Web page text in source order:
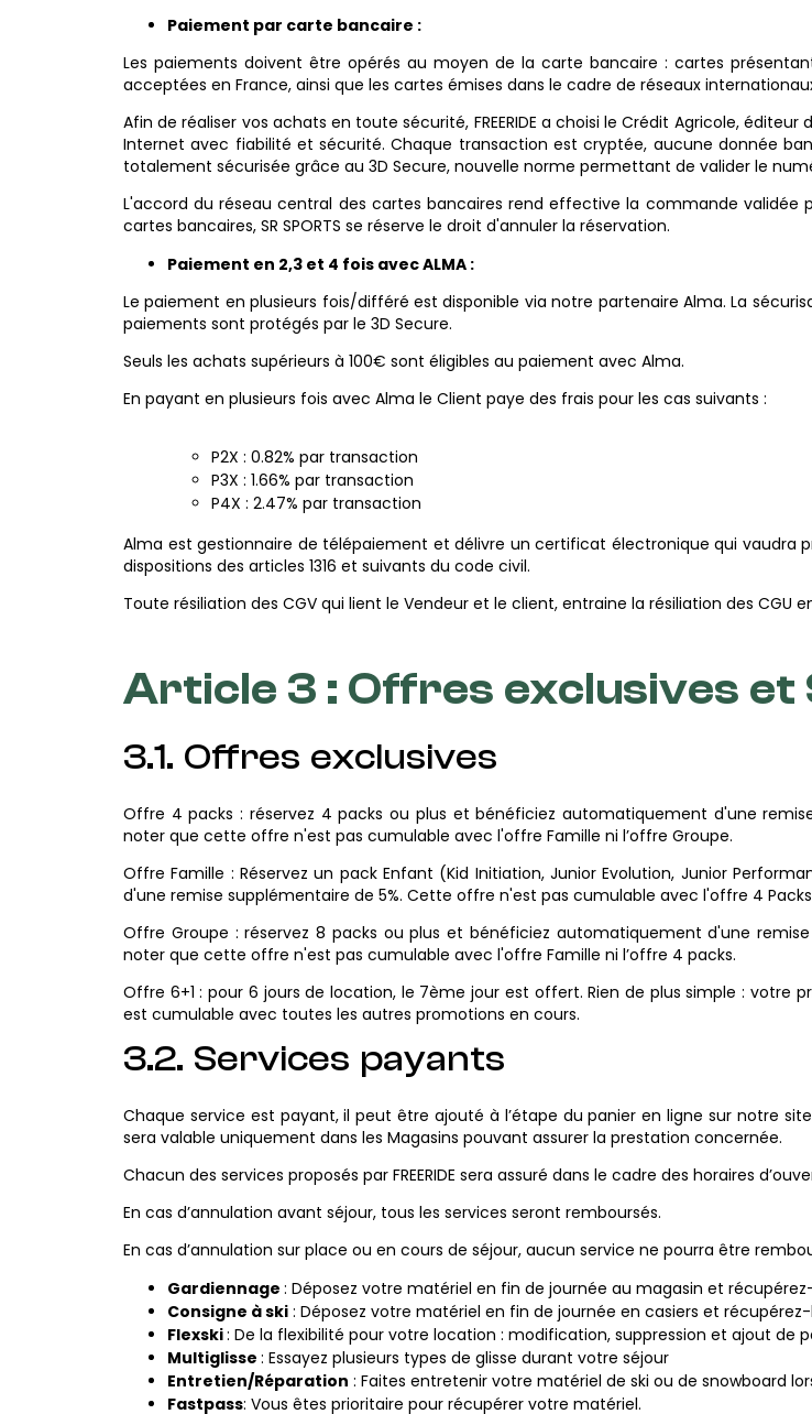
Paiement par carte bancaire :
Les paiements doivent être opérés au moyen de la carte bancaire : cartes
acceptées en France, ainsi que les cartes émises dans le cadre de réseaux
Afin de réaliser vos achats en toute sécurité, FREERIDE a choisi le Crédit Agricole,
Internet avec fiabilité et sécurité. Chaque transaction est cryptée, aucune donnée
totalement sécurisée grâce au 3D Secure, nouvelle norme permettant de valider le
L'accord du réseau central des cartes bancaires rend effective la commande validée
cartes bancaires, SR SPORTS se réserve le droit d'annuler la réservation.
Paiement en 2,3 et 4 fois avec ALMA :
Le paiement en plusieurs fois/différé est disponible via notre partenaire Alma. La
paiements sont protégés par le 3D Secure.
Seuls les achats supérieurs à 100€ sont éligibles au paiement avec Alma.
En payant en plusieurs fois avec Alma le Client paye des frais pour les cas suivants :
P2X : 0.82% par transaction
P3X : 1.66% par transaction
P4X : 2.47% par transaction
Alma est gestionnaire de télépaiement et délivre un certificat électronique qui
dispositions des articles 1316 et suivants du code civil.
Toute résiliation des CGV qui lient le Vendeur et le client, entraine la résiliation des CGU
Article 3 : Offres exclusives et
3.1. Offres exclusives
Offre 4 packs : réservez 4 packs ou plus et bénéficiez automatiquement d'une
noter que cette offre n'est pas cumulable avec l'offre Famille ni l’offre Groupe.
Offre Famille : Réservez un pack Enfant (Kid Initiation, Junior Evolution, Junior
d'une remise supplémentaire de 5%. Cette offre n'est pas cumulable avec l'offre 4 Packs
Offre Groupe : réservez 8 packs ou plus et bénéficiez automatiquement d'une
noter que cette offre n'est pas cumulable avec l'offre Famille ni l’offre 4 packs.
Offre 6+1 : pour 6 jours de location, le 7ème jour est offert. Rien de plus simple :
est cumulable avec toutes les autres promotions en cours.
3.2. Services payants
Chaque service est payant, il peut être ajouté à l’étape du panier en ligne sur notre
sera valable uniquement dans les Magasins pouvant assurer la prestation concernée.
Chacun des services proposés par FREERIDE sera assuré dans le cadre des horaires
En cas d’annulation avant séjour, tous les services seront remboursés.
En cas d’annulation sur place ou en cours de séjour, aucun service ne pourra être
Gardiennage : Déposez votre matériel en fin de journée au magasin et
Consigne à ski : Déposez votre matériel en fin de journée en casiers et
Flexski: De la flexibilité pour votre location : modification, suppression et ajout de
Multiglisse : Essayez plusieurs types de glisse durant votre séjour
Entretien/Réparation : Faites entretenir votre matériel de ski ou de snowboard
Fastpass: Vous êtes prioritaire pour récupérer votre matériel.